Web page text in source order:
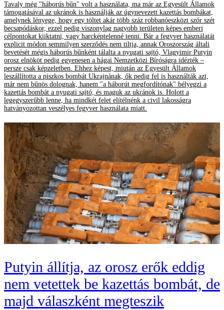
Tavaly még "háborús bűn" volt a használata, ma már az Egyesült Államok
támogatásával az ukránok is használják az úgynevezett kazettás bombákat,
amelynek lényege, hogy egy töltet akár több száz robbanóeszközt szór szét
becsapódáskor, ezzel pedig viszonylag nagyobb területen képes emberi
célpontokat kiiktatni, vagy harcképtelenné tenni. Bár a fegyver használatát
explicit módon semmilyen szerződés nem tiltja, annak Oroszország általi
bevetését mégis háborús bűnként tálalta a nyugati sajtó, Vlagyimir Putyin
orosz elnököt pedig egyenesen a hágai Nemzetközi Bíróságra idézték –
persze csak képzeletben. Ehhez képest, miután az Egyesült Államok
leszállította a piszkos bombát Ukrajnának, ők pedig fel is használták azt,
már nem bűnös dolognak, hanem "a háborút megfordítónak" bélyegzi a
kazettás bombát a nyugati sajtó, és maguk az ukránok is. Holott a
legegyszerűbb lenne, ha mindkét felet elítélnénk a civil lakosságra
hatványozottan veszélyes fegyver használata miatt.
Putyin állítja, az orosz erők eddig
nem vetettek be kazettás bombát, de
majd válaszként megteszik